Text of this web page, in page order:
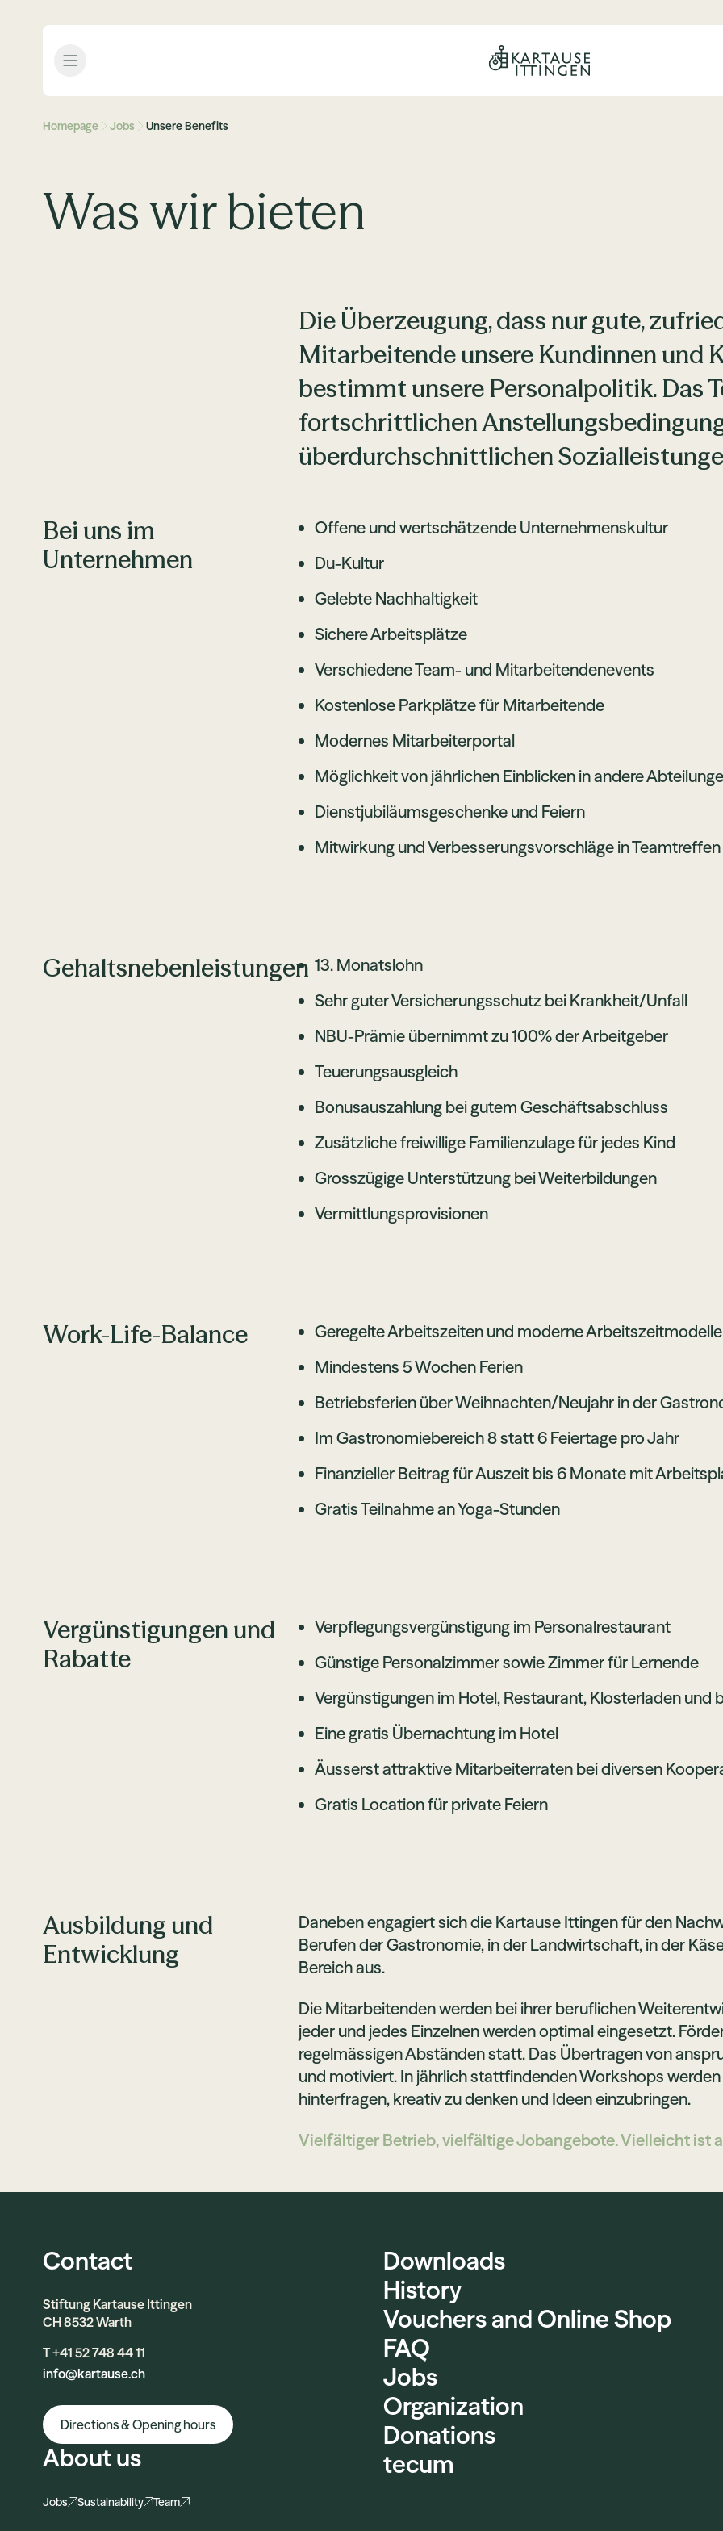
Open menu
Homepage Jobs Unsere Benefits
Was wir bieten
Die Überzeugung, dass nur gute,
Mitarbeitende unsere Kundinnen und
bestimmt unsere Personalpolitik. Das
fortschrittlichen
überdurchschnittlichen
Bei uns im
Unternehmen
Offene und wertschätzende Unternehmenskultur
Du-Kultur
Gelebte Nachhaltigkeit
Sichere Arbeitsplätze
Verschiedene Team- und Mitarbeitendenevents
Kostenlose Parkplätze für Mitarbeitende
Modernes Mitarbeiterportal
Möglichkeit von jährlichen Einblicken in andere
Dienstjubiläumsgeschenke und Feiern
Mitwirkung und Verbesserungsvorschläge in Teamtreffen
Gehaltsnebenleistungen 13. Monatslohn
Sehr guter Versicherungsschutz bei Krankheit/Unfall
NBU-Prämie übernimmt zu 100% der Arbeitgeber
Teuerungsausgleich
Bonusauszahlung bei gutem Geschäftsabschluss
Zusätzliche freiwillige Familienzulage für jedes Kind
Grosszügige Unterstützung bei Weiterbildungen
Vermittlungsprovisionen
Work-Life-Balance
Geregelte Arbeitszeiten und moderne Arbeitszeitmodelle
Mindestens 5 Wochen Ferien
Betriebsferien über Weihnachten/Neujahr in der
Im Gastronomiebereich 8 statt 6 Feiertage pro Jahr
Finanzieller Beitrag für Auszeit bis 6 Monate mit
Gratis Teilnahme an Yoga-Stunden
Vergünstigungen und
Rabatte
Verpflegungsvergünstigung im Personalrestaurant
Günstige Personalzimmer sowie Zimmer für Lernende
Vergünstigungen im Hotel, Restaurant, Klosterladen und
Eine gratis Übernachtung im Hotel
Äusserst attraktive Mitarbeiterraten bei diversen
Gratis Location für private Feiern
Ausbildung und
Entwicklung
Daneben engagiert sich die Kartause Ittingen für den
Berufen der Gastronomie, in der Landwirtschaft, in der
Bereich aus.
Die Mitarbeitenden werden bei ihrer beruflichen
jeder und jedes Einzelnen werden optimal eingesetzt.
regelmässigen Abständen statt. Das Übertragen von
und motiviert. In jährlich stattfindenden Workshops
hinterfragen, kreativ zu denken und Ideen einzubringen.
Vielfältiger Betrieb, vielfältige Jobangebote. Vielleicht ist
Contact
Stiftung Kartause Ittingen
CH 8532 Warth
T +41 52 748 44 11
info@kartause.ch
Directions & Opening hours
About us
Jobs Sustainability Team
Downloads
History
Vouchers and Online Shop
FAQ
Jobs
Organization
Donations
tecum